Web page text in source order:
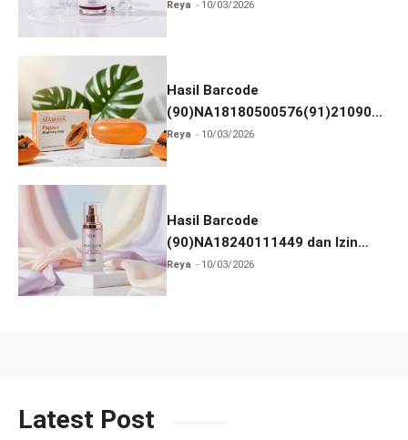
dan Izin BPOM
Reya 10/03/2026
Hasil Barcode
(90)NA18180500576(91)210906
dan Izin BPOM
Reya 10/03/2026
Hasil Barcode
(90)NA18240111449 dan Izin
BPOM
Reya 10/03/2026
Latest Post